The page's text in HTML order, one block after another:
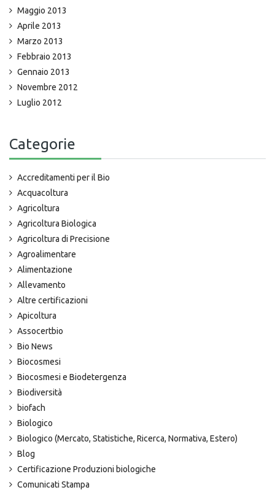
Maggio 2013
Aprile 2013
Marzo 2013
Febbraio 2013
Gennaio 2013
Novembre 2012
Luglio 2012
Categorie
Accreditamenti per il Bio
Acquacoltura
Agricoltura
Agricoltura Biologica
Agricoltura di Precisione
Agroalimentare
Alimentazione
Allevamento
Altre certificazioni
Apicoltura
Assocertbio
Bio News
Biocosmesi
Biocosmesi e Biodetergenza
Biodiversità
biofach
Biologico
Biologico (Mercato, Statistiche, Ricerca, Normativa, Estero)
Blog
Certificazione Produzioni biologiche
Comunicati Stampa